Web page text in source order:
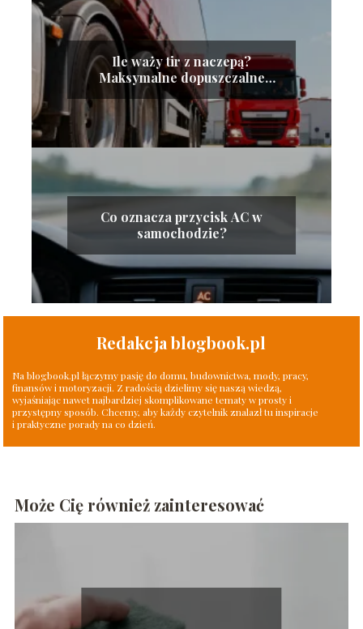
Ile waży tir z naczepą?
Maksymalne dopuszczalne
ciężary
Co oznacza przycisk AC w
samochodzie?
Redakcja blogbook.pl
Na blogbook.pl łączymy pasję do domu, budownictwa, mody, pracy,
finansów i motoryzacji. Z radością dzielimy się naszą wiedzą,
wyjaśniając nawet najbardziej skomplikowane tematy w prosty i
przystępny sposób. Chcemy, aby każdy czytelnik znalazł tu inspiracje
i praktyczne porady na co dzień.
Może Cię również zainteresować